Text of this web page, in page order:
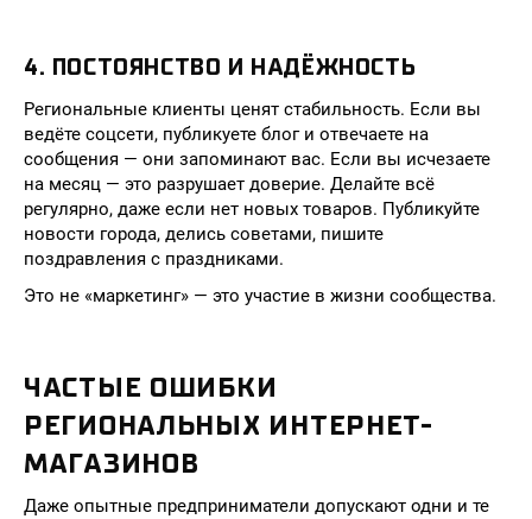
4. ПОСТОЯНСТВО И НАДЁЖНОСТЬ
Региональные клиенты ценят стабильность. Если вы
ведёте соцсети, публикуете блог и отвечаете на
сообщения — они запоминают вас. Если вы исчезаете
на месяц — это разрушает доверие. Делайте всё
регулярно, даже если нет новых товаров. Публикуйте
новости города, делись советами, пишите
поздравления с праздниками.
Это не «маркетинг» — это участие в жизни сообщества.
ЧАСТЫЕ ОШИБКИ
РЕГИОНАЛЬНЫХ ИНТЕРНЕТ-
МАГАЗИНОВ
Даже опытные предприниматели допускают одни и те